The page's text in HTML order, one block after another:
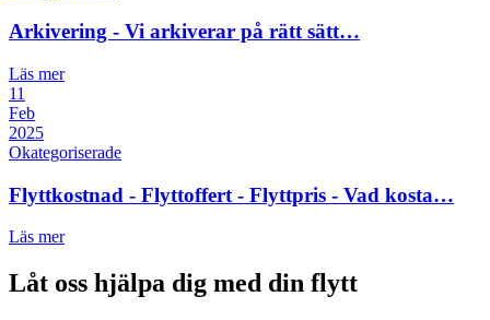
Arkivering - Vi arkiverar på rätt sätt…
Läs mer
11
Feb
2025
Okategoriserade
Flyttkostnad - Flyttoffert - Flyttpris - Vad kosta…
Läs mer
Låt oss hjälpa dig med din flytt